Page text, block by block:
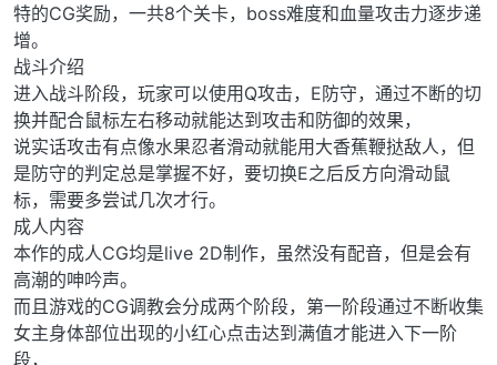
特的CG奖励，一共8个关卡，boss难度和血量攻击力逐步递
增。
战斗介绍
进入战斗阶段，玩家可以使用Q攻击，E防守，通过不断的切
换并配合鼠标左右移动就能达到攻击和防御的效果，
说实话攻击有点像水果忍者滑动就能用大香蕉鞭挞敌人，但
是防守的判定总是掌握不好，要切换E之后反方向滑动鼠
标，需要多尝试几次才行。
成人内容
本作的成人CG均是live 2D制作，虽然没有配音，但是会有
高潮的呻吟声。
而且游戏的CG调教会分成两个阶段，第一阶段通过不断收集
女主身体部位出现的小红心点击达到满值才能进入下一阶
段，